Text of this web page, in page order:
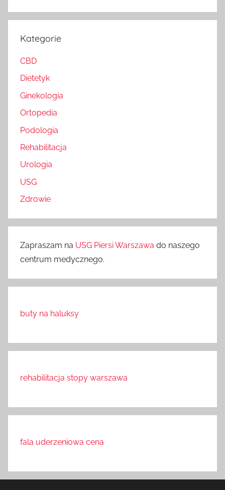
Kategorie
CBD
Dietetyk
Ginekologia
Ortopedia
Podologia
Rehabilitacja
Urologia
USG
Zdrowie
Zapraszam na USG Piersi Warszawa do naszego
centrum medycznego.
buty na haluksy
rehabilitacja stopy warszawa
fala uderzeniowa cena